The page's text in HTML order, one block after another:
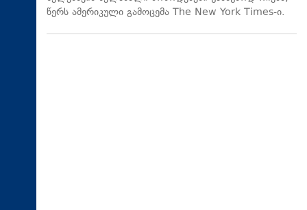
წერს ამერიკული გამოცემა The New York Times-ი.